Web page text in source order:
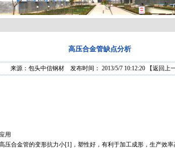
高压合金管缺点分析
来源： 包头中信钢材 发布时间： 2013/5/7 10:12:20 【返回上
用
压合金管的变形抗力小[1]，塑性好，有利于加工成形，生产效